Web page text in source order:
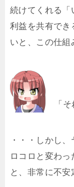
続けてくれる「
利益を共有でき
いと、この仕組
「そ
・・・しかし
ロコロと変わ
と、非常に不安